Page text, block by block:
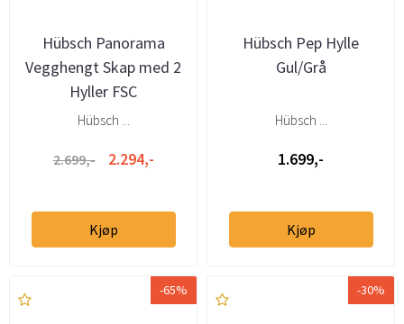
Hübsch Panorama
Vegghengt Skap med 2
Hyller FSC
Hübsch ...
2.699,- 2.294,-
Kjøp
Hübsch Pep Hylle
Gul/Grå
Hübsch ...
1.699,-
Kjøp
-65% -30%